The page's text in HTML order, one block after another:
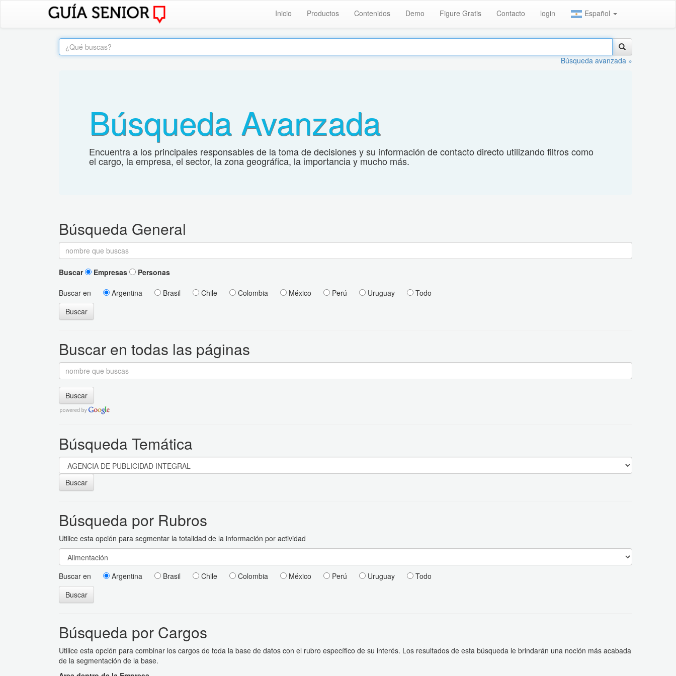
Inicio Productos Contenidos Demo Figure Gratis Contacto login Español
Búsqueda avanzada »
Búsqueda Avanzada
Encuentra a los principales responsables de la toma de decisiones y su información de contacto directo utilizando filtros como
el cargo, la empresa, el sector, la zona geográfica, la importancia y mucho más.
Búsqueda General
Buscar Empresas Personas
Buscar en Argentina Brasil Chile Colombia México Perú Uruguay
Todo
Buscar
Buscar en todas las páginas
Buscar
Búsqueda Temática
Buscar
Búsqueda por Rubros
Utilice esta opción para segmentar la totalidad de la información por actividad
Buscar en Argentina Brasil Chile Colombia México Perú Uruguay
Todo
Buscar
Búsqueda por Cargos
Utilice esta opción para combinar los cargos de toda la base de datos con el rubro específico de su interés. Los resultados de esta búsqueda le brindarán una noción más acabada
de la segmentación de la base.